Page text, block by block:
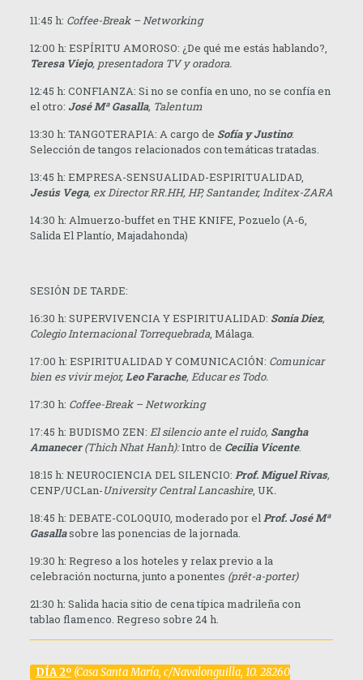
11:45 h: Coffee-Break – Networking
12:00 h: ESPÍRITU AMOROSO: ¿De qué me estás hablando?,
Teresa Viejo, presentadora TV y oradora.
12:45 h: CONFIANZA: Si no se confía en uno, no se confía en
el otro: José Mª Gasalla, Talentum
13:30 h: TANGOTERAPIA: A cargo de Sofía y Justino:
Selección de tangos relacionados con temáticas tratadas.
13:45 h: EMPRESA-SENSUALIDAD-ESPIRITUALIDAD,
Jesús Vega, ex Director RR.HH, HP, Santander, Inditex-ZARA
14:30 h: Almuerzo-buffet en THE KNIFE, Pozuelo (A-6,
Salida El Plantío, Majadahonda)
SESIÓN DE TARDE:
16:30 h: SUPERVIVENCIA Y ESPIRITUALIDAD: Sonia Diez,
Colegio Internacional Torrequebrada, Málaga.
17:00 h: ESPIRITUALIDAD Y COMUNICACIÓN: Comunicar
bien es vivir mejor,Leo Farache, Educar es Todo.
17:30 h: Coffee-Break – Networking
17:45 h: BUDISMO ZEN: El silencio ante el ruido, Sangha
Amanecer(Thich Nhat Hanh):Intro de Cecilia Vicente.
18:15 h: NEUROCIENCIA DEL SILENCIO: Prof. Miguel Rivas,
CENP/UCLan-UniversityCentral Lancashire, UK.
18:45 h: DEBATE-COLOQUIO, moderado por elProf. José Mª
Gasallasobre las ponencias de la jornada.
19:30 h: Regreso a los hoteles y relax previo a la
celebración nocturna, junto a ponentes (prêt-a-porter)
21:30 h: Salida hacia sitio de cena típica madrileña con
tablao flamenco. Regreso sobre 24 h.
DÍA 2º (Casa Santa María, c/Navalonguilla, 10. 28260